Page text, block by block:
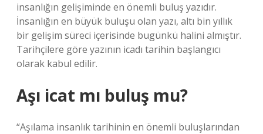
insanlığın gelişiminde en önemli buluş yazıdır.
İnsanlığın en büyük buluşu olan yazı, altı bin yıllık
bir gelişim süreci içerisinde bugünkü halini almıştır.
Tarihçilere göre yazının icadı tarihin başlangıcı
olarak kabul edilir.
Aşı icat mı buluş mu?
“Aşılama insanlık tarihinin en önemli buluşlarından